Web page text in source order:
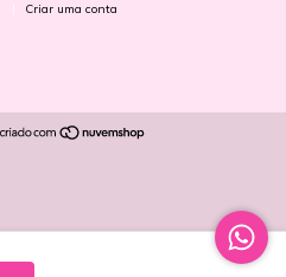
Criar uma conta